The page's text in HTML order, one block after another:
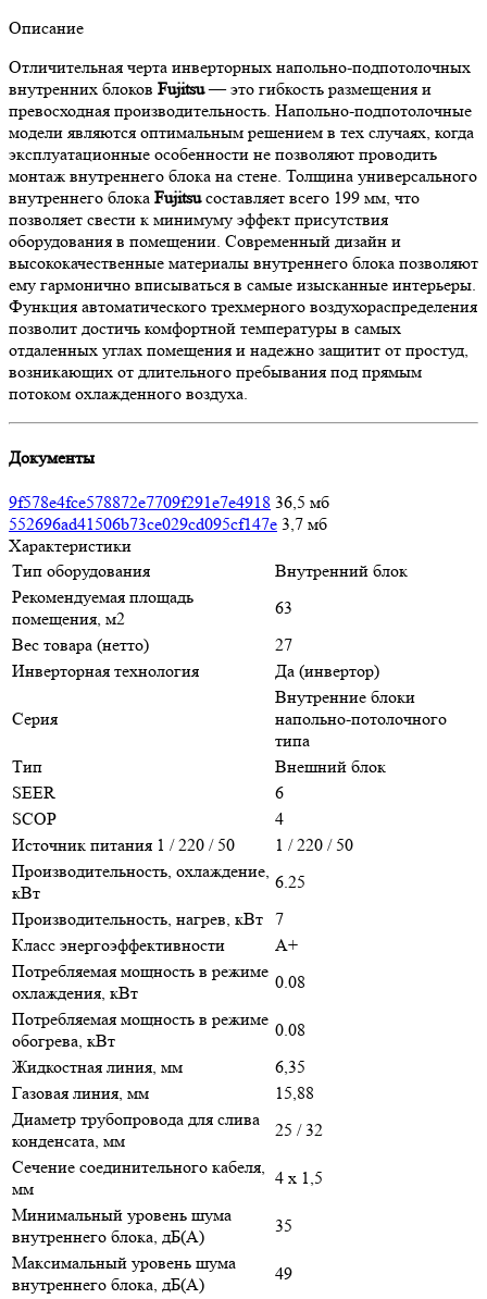
Описание
Отличительная черта инверторных напольно-подпотолочных
внутренних блоков Fujitsu— это гибкость размещения и
превосходная производительность. Напольно-подпотолочные
модели являются оптимальным решением в тех случаях, когда
эксплуатационные особенности не позволяют проводить
монтаж внутреннего блока на стене. Толщина универсального
внутреннего блока Fujitsuсоставляет всего 199 мм, что
позволяет свести к минимуму эффект присутствия
оборудования в помещении. Современный дизайн и
высококачественные материалы внутреннего блока позволяют
ему гармонично вписываться в самые изысканные интерьеры.
Функция автоматического трехмерного воздухораспределения
позволит достичь комфортной температуры в самых
отдаленных углах помещения и надежно защитит от простуд,
возникающих от длительного пребывания под прямым
потоком охлажденного воздуха.
Документы
9f578e4fce578872e7709f291e7e4918 36,5 мб
552696ad41506b73ce029cd095cf147e 3,7 мб
Характеристики
Тип оборудования
Внутренний блок
Рекомендуемая площадь
помещения, м2
63
Вес товара (нетто)
27
Инверторная технология
Да (инвертор)
Серия
Внутренние блоки
напольно-потолочного
типа
Тип
Внешний блок
SEER
6
SCOP
4
Источник питания 1 / 220 / 50
1 / 220 / 50
Производительность, охлаждение,
кВт
6.25
Производительность, нагрев, кВт 7
Класс энергоэффективности
A+
Потребляемая мощность в режиме
охлаждения, кВт
0.08
Потребляемая мощность в режиме
обогрева, кВт
0.08
Жидкостная линия, мм
6,35
Газовая линия, мм
15,88
Диаметр трубопровода для слива
конденсата, мм
25 / 32
Сечение соединительного кабеля,
мм
4 х 1,5
Минимальный уровень шума
внутреннего блока, дБ(А)
35
Максимальный уровень шума
внутреннего блока, дБ(А)
49